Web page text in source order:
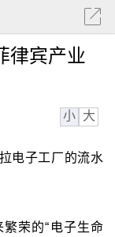
律宾产业
小 大
电子工厂的流水
荣的“电子生命